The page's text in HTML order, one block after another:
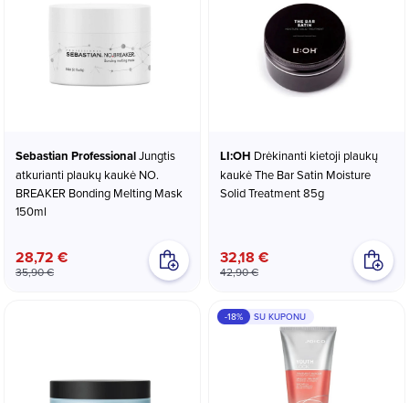
Sebastian Professional
atkurianti plaukų kaukė NO.
BREAKER Bonding Melting Mask
150ml
28,72 €
35,90 €
LI:OH
kaukė The Bar Satin Moisture
Solid Treatment 85g
32,18 €
42,90 €
-18% SU KUPONU